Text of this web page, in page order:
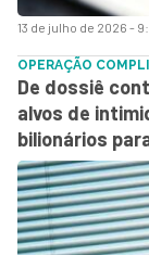
13 de julho de 2026 -
OPERAÇÃO
De dossiê
alvos de
bilionários